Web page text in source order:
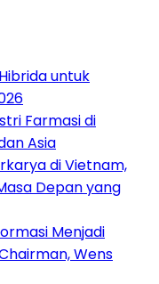
untuk
Farmasi di
Asia
di Vietnam,
Depan yang
Menjadi
Wens